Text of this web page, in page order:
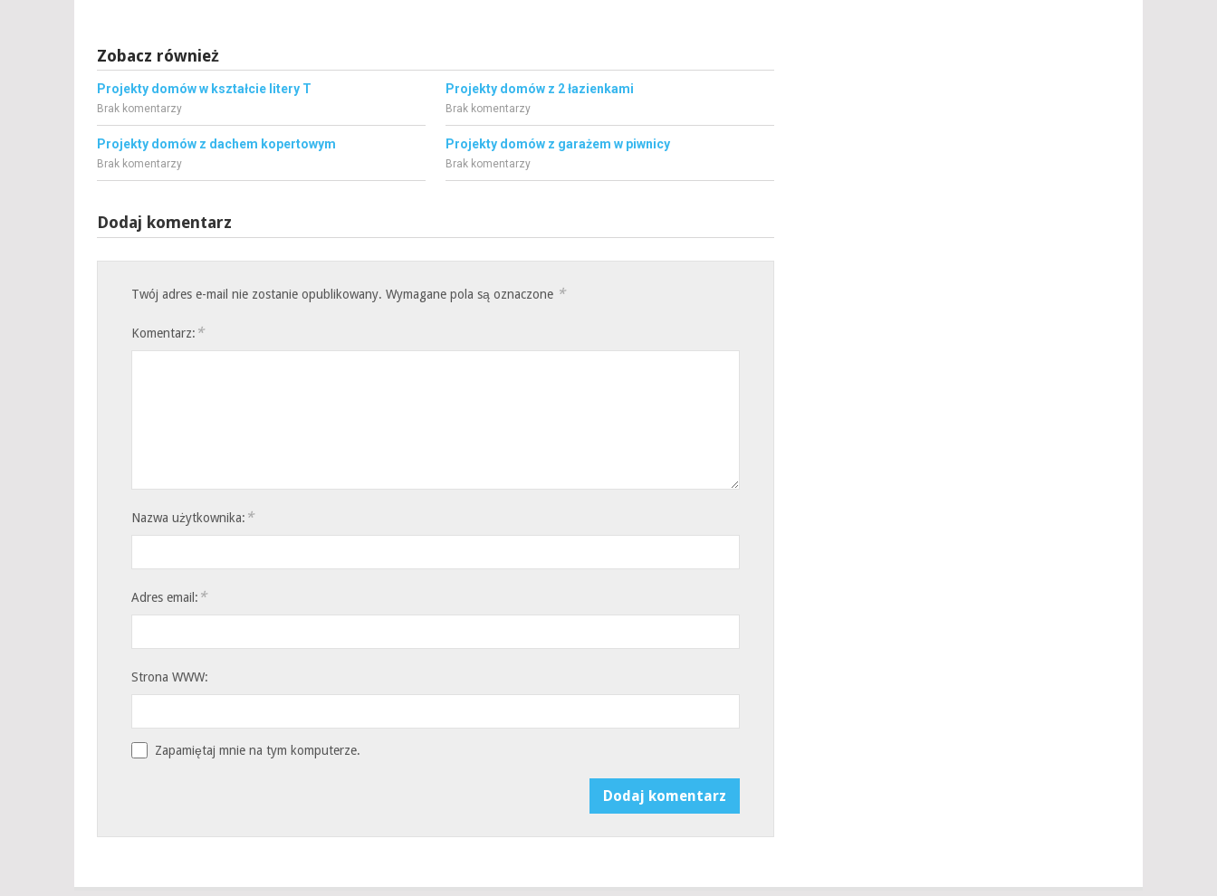
Zobacz również
Projekty domów w kształcie litery T
Brak komentarzy
Projekty domów z 2 łazienkami
Brak komentarzy
Projekty domów z dachem kopertowym
Brak komentarzy
Projekty domów z garażem w piwnicy
Brak komentarzy
Dodaj komentarz
Twój adres e-mail nie zostanie opublikowany. Wymagane pola są oznaczone *
Komentarz: *
Nazwa użytkownika: *
Adres email: *
Strona WWW:
Zapamiętaj mnie na tym komputerze.